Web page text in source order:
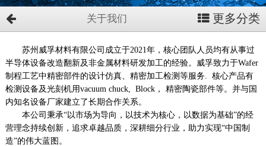
关于我们 更多分类
苏州威孚材料有限公司成立于2021年，核心团队人员均有从事过
半导体设备改造翻新及非金属材料研发加工的经验。威孚致力于Wafer
制程工艺中精密部件的设计仿真、精密加工检测等服务. 核心产品有
检测设备及光刻机用vacuum chuck, Block， 精密陶瓷部件等。并与国
内知名设备厂家建立了长期合作关系。
本公司秉承“以市场为导向，以技术为核心，以数据为基础”的经
营理念持续创新，追求卓越品质，深耕细分行业，助力实现“中国制
造”的伟大蓝图。